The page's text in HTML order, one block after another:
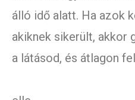
álló idő alatt. Ha azok
akiknek sikerült, akkor
a látásod, és átlagon